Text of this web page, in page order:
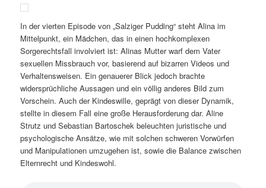
In der vierten Episode von „Salziger Pudding“ steht Alina im
Mittelpunkt, ein Mädchen, das in einen hochkomplexen
Sorgerechtsfall involviert ist: Alinas Mutter warf dem Vater
sexuellen Missbrauch vor, basierend auf bizarren Videos und
Verhaltensweisen. Ein genauerer Blick jedoch brachte
widersprüchliche Aussagen und ein völlig anderes Bild zum
Vorschein. Auch der Kindeswille, geprägt von dieser Dynamik,
stellte in diesem Fall eine große Herausforderung dar. Aline
Strutz und Sebastian Bartoschek beleuchten juristische und
psychologische Ansätze, wie mit solchen schweren Vorwürfen
und Manipulationen umzugehen ist, sowie die Balance zwischen
Elternrecht und Kindeswohl.